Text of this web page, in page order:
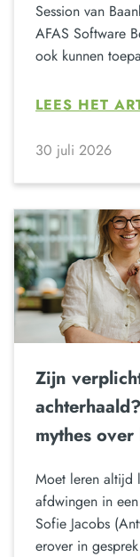
Session van
AFAS Software
ook kunnen
LEES HET
30 juli 2026
Zijn
mythes
Moet leren altijd
afdwingen in
Sofie Jacobs
erover in